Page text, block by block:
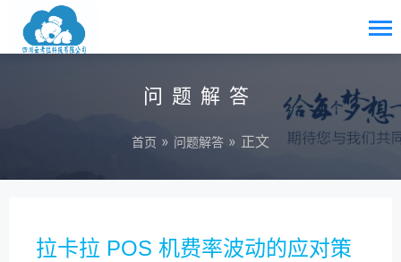
问题解答
首页 » 问题解答 » 正文
拉卡拉 POS 机费率波动的应对策